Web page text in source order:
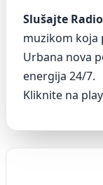
Slušajte
muzikom koja
Urbana nova
energija 24/7.
Kliknite na